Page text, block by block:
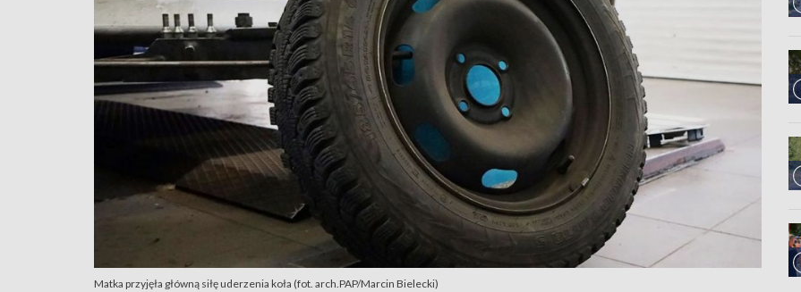
Matka przyjęła główną siłę uderzenia koła (fot. arch.PAP/Marcin Bielecki)